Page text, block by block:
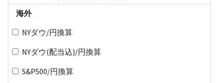
海外
NYダウ/円換算
NYダウ(配当込)/円換算
S&P500/円換算